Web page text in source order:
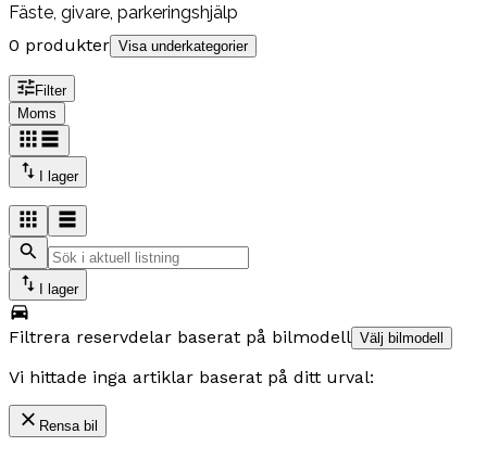
Fäste, givare, parkeringshjälp
0 produkter Visa underkategorier
Filter
Moms
I lager
I lager
Filtrera reservdelar baserat på bilmodell Välj bilmodell
Vi hittade inga artiklar baserat på ditt urval:
Rensa bil